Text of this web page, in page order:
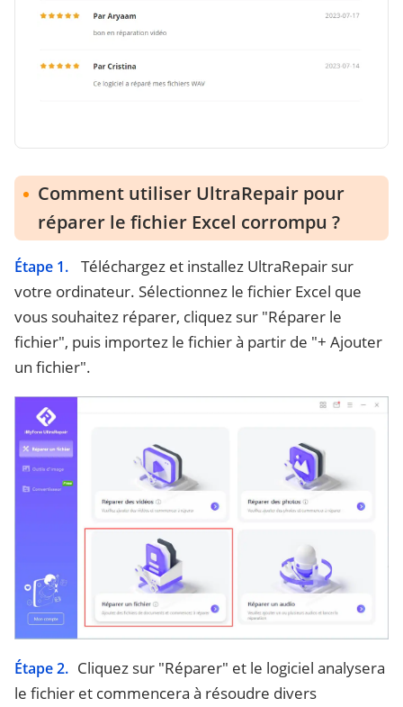
Comment utiliser UltraRepair pour
réparer le fichier Excel corrompu ?
Étape 1.
Téléchargez et installez UltraRepair sur
votre ordinateur. Sélectionnez le fichier Excel que
vous souhaitez réparer, cliquez sur "Réparer le
fichier", puis importez le fichier à partir de "+ Ajouter
un fichier".
Étape 2. Cliquez sur "Réparer" et le logiciel analysera
le fichier et commencera à résoudre divers